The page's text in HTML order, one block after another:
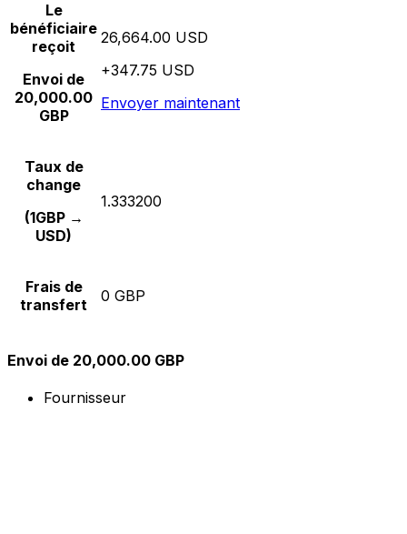
Le
bénéficiaire
reçoit
Envoi de
20,000.00
GBP
26,664.00 USD
+347.75 USD
Envoyer maintenant
Taux de
change
(1GBP →
USD)
1.333200
Frais de
transfert
0 GBP
Envoi de 20,000.00 GBP
Fournisseur